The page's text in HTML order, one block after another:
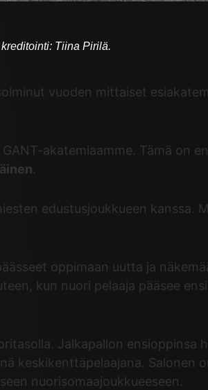
Tiina Pirilä.
vuoden mittaiset
akatemiaamme. Tämä on
.
edustusjoukkueen kanssa.
oppimaan uutta ja
kun nuori pelaaja pääsee
Jalkapallon ensioppinsa
keskikenttäpelaajana. Salonen
nuorisomaajoukkueeseen.